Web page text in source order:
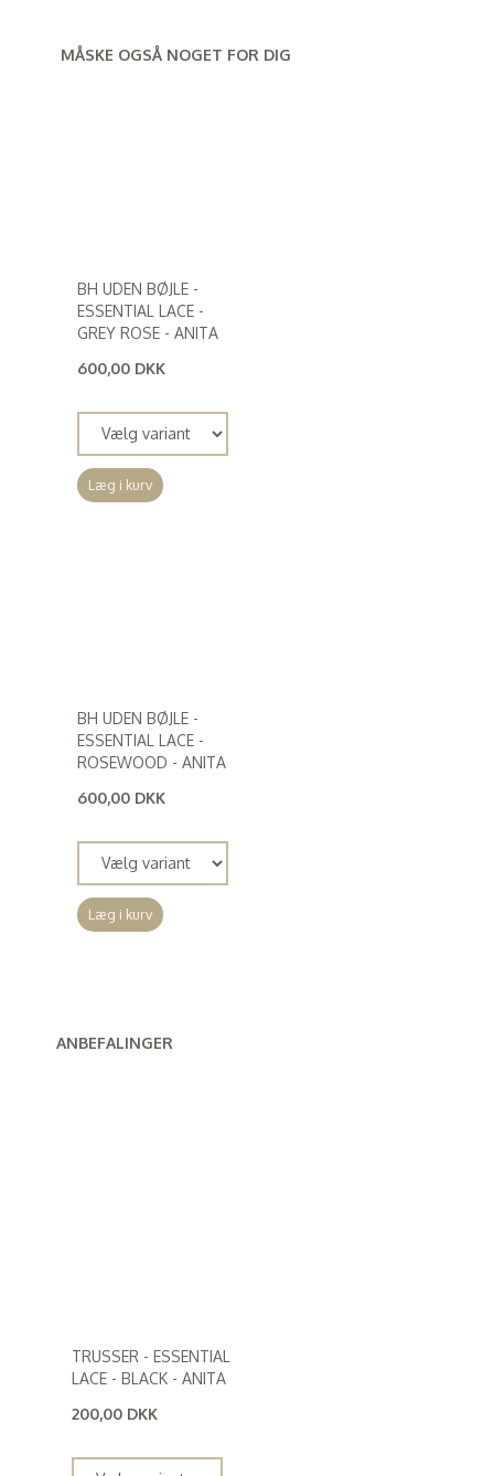
MÅSKE OGSÅ NOGET FOR DIG
BH UDEN BØJLE -
ESSENTIAL LACE -
GREY ROSE - ANITA
600,00 DKK
Læg i kurv
BH UDEN BØJLE -
ESSENTIAL LACE -
ROSEWOOD - ANITA
600,00 DKK
Læg i kurv
ANBEFALINGER
TRUSSER - ESSENTIAL
LACE - BLACK - ANITA
200,00 DKK